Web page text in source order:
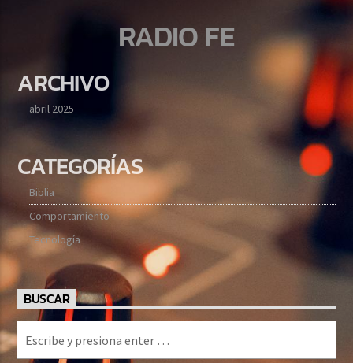
RADIO FE
ARCHIVO
abril 2025
CATEGORÍAS
Biblia
Comportamiento
Tecnología
BUSCAR